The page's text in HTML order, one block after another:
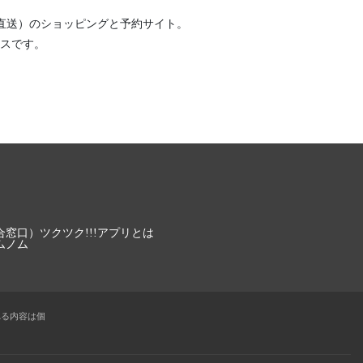
） のショッピングと予約サイト。
です。
口） ツクツク!!!アプリとは
ノム
内容は個